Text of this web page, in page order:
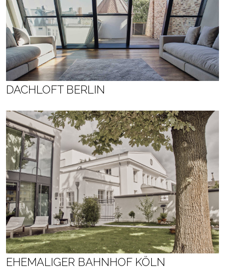
DACHLOFT BERLIN
EHEMALIGER BAHNHOF KÖLN